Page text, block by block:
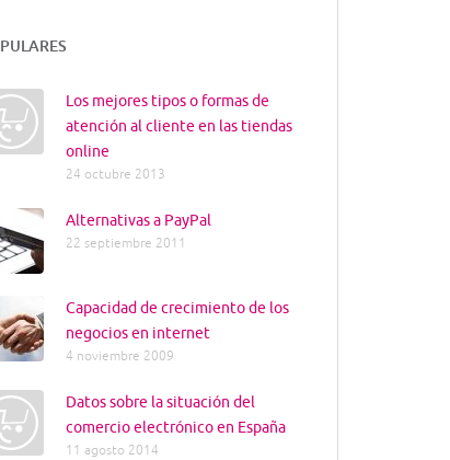
Los mejores tipos o formas de
atención al cliente en las tiendas
online
24 octubre 2013
Alternativas a PayPal
22 septiembre 2011
Capacidad de crecimiento de los
negocios en internet
4 noviembre 2009
Datos sobre la situación del
comercio electrónico en España
11 agosto 2014